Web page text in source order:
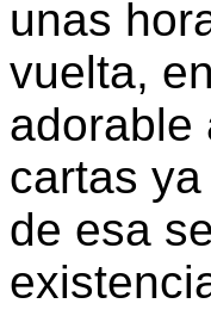
unas
vuelta,
adorable
cartas
de esa